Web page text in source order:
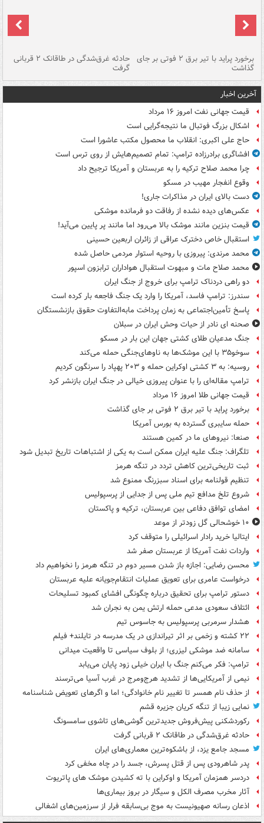
برخورد پراید با تیر برق ۲ فوتی بر جای
گذاشت
حادثه غرق‌شدگی در طاقانک ۲ قربانی
گرفت
آخرین اخبار
قیمت جهانی نفت امروز ۱۶ مرداد
اشکال بزرگ فوتبال ما نتیجه‌گرایی است
حاج علی اکبری: انقلاب ما محصول مکتب عاشورا است
افشاگری برادرزاده ترامپ: تمام تصمیم‌هایش از روی ترس است
چرا محمد صلاح ترکیه را به عربستان و آمریکا ترجیح داد
وقوع انفجار مهیب در مسکو
دست بالای ایران در مذاکرات جاری!
عکس‌های دیده نشده از رفاقت دو فرمانده‌ موشکی
قیمت بنزین مانند موشک بالا می‌رود اما مانند پر پایین می‌آید!
استقبال خاص دخترک عراقی از زائران اربعین حسینی
محمد مرندی: پیروزی با روحیه استوار مردمی حاصل شده
محمد صلاح مات و مبهوت استقبال هواداران ترابزون اسپور
دو راهی دردناک ترامپ برای خروج از جنگ ایران
سندرز: ترامپ فاسد، آمریکا را وارد یک جنگ فاجعه بار کرده است
پاسخ تأمین‌اجتماعی به زمان پرداخت مابه‌التفاوت حقوق بازنشستگان
صحنه ای نادر از حیات وحش ایران در سبلان
جنگ مدعیان طلای کشتی جهان این بار در مسکو
سوخو۳۵ با این موشک‌ها به ناوهای‌جنگی حمله می‌کند
روسیه: به ۳ کشتی اوکراین حمله و ۲۰۳ پهپاد را سرنگون کردیم
ترامپ مقاله‌ای را با عنوان پیروزی خیالی در جنگ ایران بازنشر کرد
قیمت جهانی طلا امروز ۱۶ مرداد
برخورد پراید با تیر برق ۲ فوتی بر جای گذاشت
حمله سایبری گسترده به بورس آمریکا
صنعا: نیروهای ما در کمین‌ هستند
تلگراف: جنگ علیه ایران ممکن است به یکی از اشتباهات تاریخ تبدیل شود
ثبت تاریخی‌ترین کاهش تردد در تنگه هرمز
تنظیم قولنامه برای اسناد سبزرنگ ممنوع شد
شروع تلخ مدافع تیم ملی پس از جدایی از پرسپولیس
امضای توافق دفاعی بین عربستان، ترکیه و پاکستان
۱۰ خوشحالی گل زودتر از موعد
ایتالیا خرید رادار اسرائیلی را متوقف کرد
واردات نفت آمریکا از عربستان صفر شد
محسن رضایی: اجازه باز شدن مسیر دوم در تنگه هرمز را نخواهیم داد
درخواست عامری برای تعویق عملیات انتقام‌جویانه علیه عربستان
دستور ترامپ برای تحقیق درباره چگونگی افشای کمبود تسلیحات
ائتلاف سعودی مدعی حمله ارتش یمن به نجران شد
هشدار سرمربی پرسپولیس به جاسوس تیم
۲۲ کشته و زخمی بر اثر تیراندازی در یک مدرسه در تایلند+ فیلم
سامانه ضد موشکی لیزری؛ از بلوف سیاسی تا واقعیت میدانی
ترامپ: فکر می‌کنم جنگ با ایران خیلی زود پایان می‌یابد
نیمی از آمریکایی‌ها از تشدید هرج‌ومرج در غرب آسیا می‌ترسند
از حذف نام همسر تا تغییر نام خانوادگی؛ اما و اگرهای تعویض شناسنامه
نمایی زیبا از تنگه کریان جزیره قشم
رکوردشکنی پیش‌فروش جدیدترین گوشی‌های تاشوی سامسونگ
حادثه غرق‌شدگی در طاقانک ۲ قربانی گرفت
مسجد جامع یزد، از باشکوه‌ترین معماری‌های ایران
پدر شاهرودی پس از قتل پسرش، جسد را در چاه مخفی کرد
دردسر همزمان آمریکا و اوکراین با ته کشیدن موشک های پاتریوت
آثار مخرب مصرف الکل و سیگار در بروز بیماری‌ها
اذعان رسانه صهیونیست به موج بی‌سابقه فرار از سرزمین‌های اشغالی